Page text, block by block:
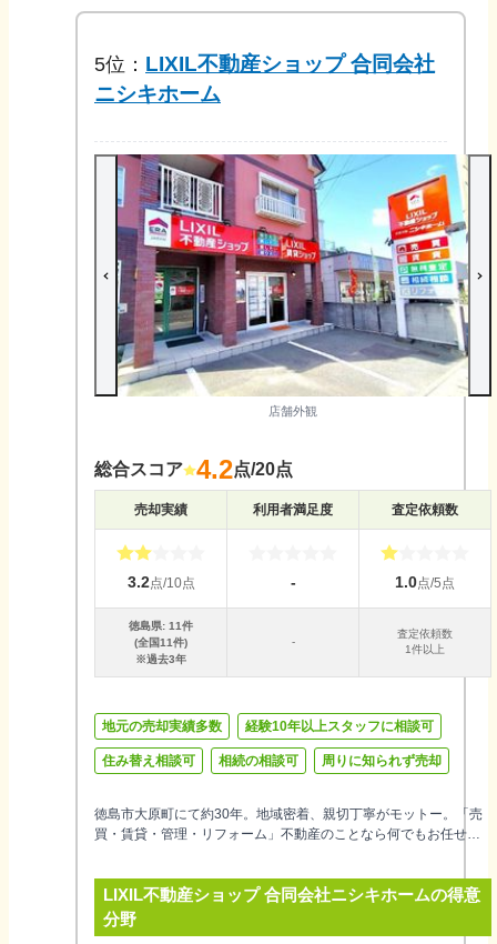
5位： LIXIL不動産ショップ 合同会社
ニシキホーム
店舗外観
総合スコア 4.2点/20点
売却実績 利用者満足度 査定依頼数
3.2点/10点 - 1.0点/5点
徳島県: 11件
(全国11件)
※過去3年
-
査定依頼数
1件以上
地元の売却実績多数 経験10年以上スタッフに相談可
住み替え相談可 相続の相談可 周りに知られず売却
徳島市大原町にて約30年。地域密着、親切丁寧がモットー。「売
買・賃貸・管理・リフォーム」不動産のことなら何でもお任せ下
績・信頼のある当社にお任せ下さい。 不動産の売却・査定、競売
代行、土地・戸建・マンションの買取、様々なトラブルなど、不
動産に関するあらゆるご相談を親切丁寧に承ります。 秘密は厳守
LIXIL不動産ショップ 合同会社ニシキホームの得意
分野